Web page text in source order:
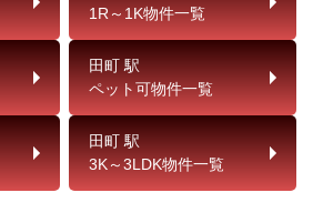
1R～1K物件一覧
田町 駅
ペット可物件一覧
田町 駅
3K～3LDK物件一覧